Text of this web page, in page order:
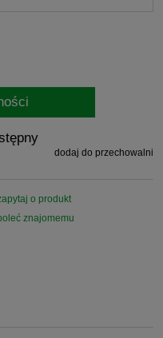
dodaj do przechowalni
o produkt
znajomemu